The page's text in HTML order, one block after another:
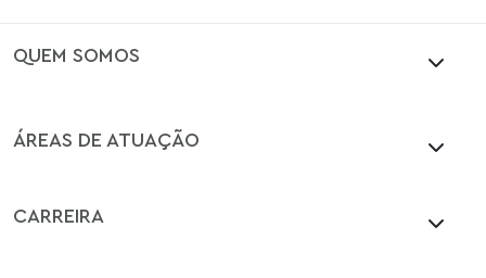
QUEM SOMOS
ÁREAS DE ATUAÇÃO
CARREIRA